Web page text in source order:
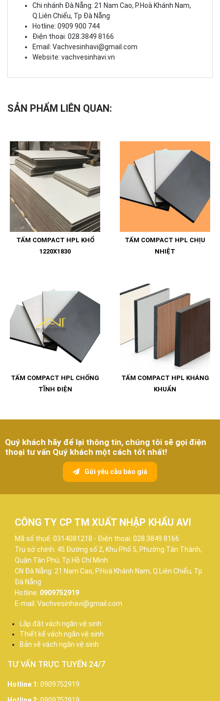
Chi nhánh Đà Nẵng: 21 Nam Cao, P.Hoà Khánh Nam,
Q.Liên Chiểu, Tp Đà Nẵng
Hotline: 0909 900 744
Điện thoại: 028.3849 8166
Email: Vachvesinhavi@gmail.com
Website: vachvesinhavi.vn
SẢN PHẨM LIÊN QUAN:
TẤM COMPACT HPL KHỔ
1220X1830
TẤM COMPACT HPL CHỊU
NHIỆT
TẤM COMPACT HPL CHỐNG
TĨNH ĐIỆN
TẤM COMPACT HPL KHÁNG
KHUẨN
Quý khách hãy để lại thông tin, chúng tôi sẽ gọi điện
thoại tư vấn Quý khách một cách tốt nhất!
Gửi yêu cầu báo giá
CÔNG TY CP TM XUẤT NHẬP KHẨU AVI
Mã số thuế: 0314081218 - Điện thoại: 028.3849 8166
Trụ sở chính: 45 Đường số 2, Khu Phố 5, Phường Tân Thành,
Quận Tân Phú, Tp.Hồ Chí Minh.
CN Đà Nẵng: 21 Nam Cao, P.Hoà Khánh Nam, Q.Liên Chiểu, Tp
Đà Nẵng
Hotline: 0909752919
E-mail: Vachvesinhavi@gmail.com
Lắp đặt vách ngăn vệ sinh
Thiết kế vách ngăn vệ sinh
Bản vẽ vách ngăn vệ sinh
TƯ VẤN TRỰC TUYẾN 24/7
Hotline 1: 0909752919